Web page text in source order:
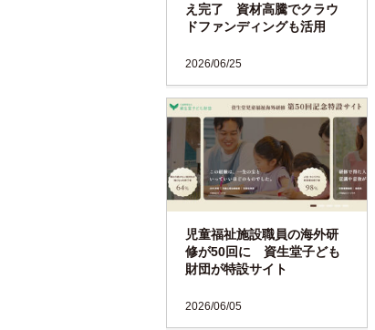
2026/06/25
え完了 資材高騰でクラウ
ドファンディングも活用
2026/06/05
児童福祉施設職員の海外研
修が50回に 資生堂子ども
財団が特設サイト